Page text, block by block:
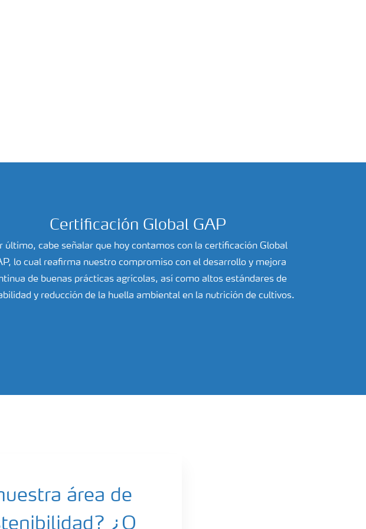
Certificación Global GAP
último, cabe señalar que hoy contamos con la certificación Global
lo cual reafirma nuestro compromiso con el desarrollo y mejora
de buenas prácticas agrícolas, así como altos estándares de
y reducción de la huella ambiental en la nutrición de cultivos.
área de
¿O